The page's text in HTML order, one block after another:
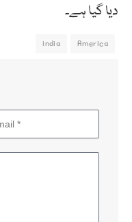
دیا گیا ہے۔
America
india